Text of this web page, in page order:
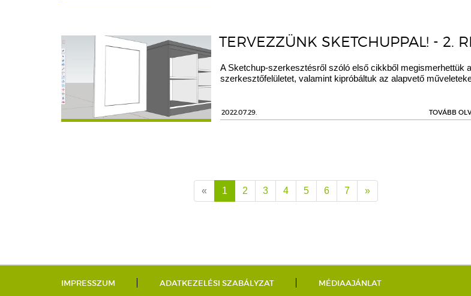
TERVEZZÜNK SKETCHUPPAL! - 2.
A Sketchup-szerkesztésről szóló első cikkből megismerhettük
szerkesztőfelületet, valamint kipróbáltuk az alapvető
2022.07.29. TOVÁBB
« 1 2 3 4 5 6 7 »
IMPRESSZUM ADATKEZELÉSI SZABÁLYZAT MÉDIAAJÁNLAT